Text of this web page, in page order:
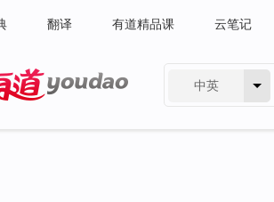
翻译 有道精品课 云笔记
中英